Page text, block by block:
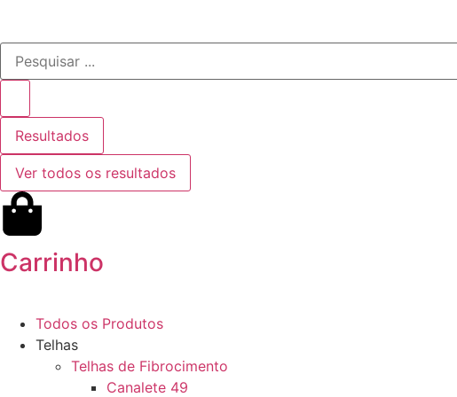
Resultados
Ver todos os resultados
Carrinho
Todos os Produtos
Telhas
Telhas de Fibrocimento
Canalete 49